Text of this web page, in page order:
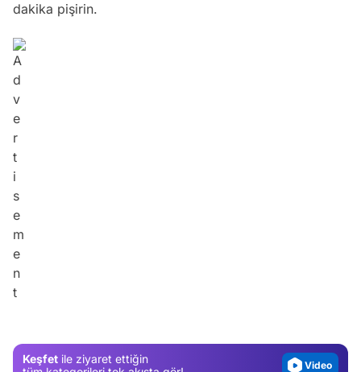
dakika pişirin.
Keşfet ile ziyaret ettiğin
Video